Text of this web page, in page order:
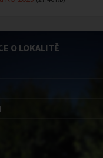
O LOKALITĚ